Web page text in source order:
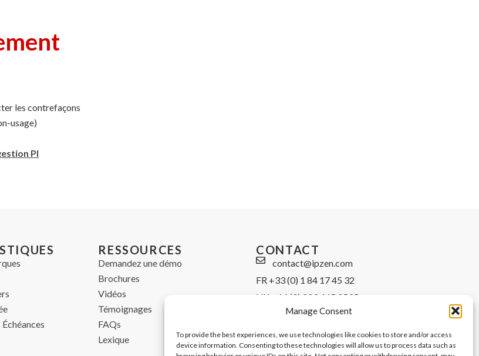
Manage Consent
To provide the best experiences, we use technologies like cookies to store and/or access
device information. Consenting to these technologies will allow us to process data such as
les contrefaçons
usage)
PI
RESSOURCES
Demandez une démo
Brochures
Vidéos
Témoignages
FAQs
Lexique
CONTACT
contact@ipzen.com
FR +33 (0) 1 84 17 45 32
UK +44 (0) 203 445 0535